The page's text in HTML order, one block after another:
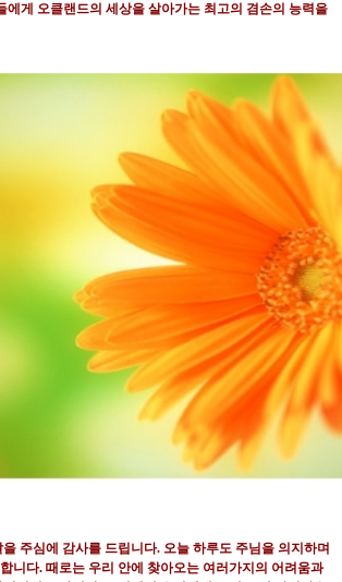
에게 오클랜드의 세상을 살아가는 최고의 겸손의 능력을
주심에 감사를 드립니다. 오늘 하루도 주님을 의지하며
니다. 때로는 우리 안에 찾아오는 여러가지의 어려움과